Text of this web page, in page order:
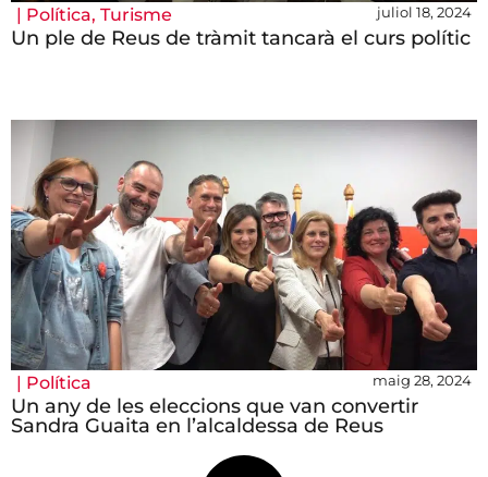
| Política, Turisme juliol 18, 2024
Un ple de Reus de tràmit tancarà el curs polític
| Política maig 28, 2024
Un any de les eleccions que van convertir
Sandra Guaita en l’alcaldessa de Reus